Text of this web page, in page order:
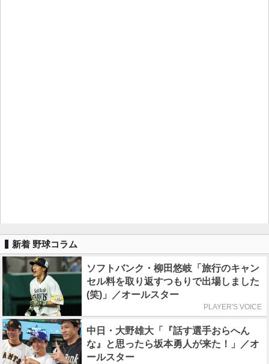
新着 野球コラム
ソフトバンク・柳田悠岐「旅行のキャン
セル料を取り返すつもりで出場しました
(笑)」／オールスター
PLAYER'S VOICE
中日・大野雄大「『話す選手おらへん
な』と思ったら坂本勇人が来た！」／オ
ールスター